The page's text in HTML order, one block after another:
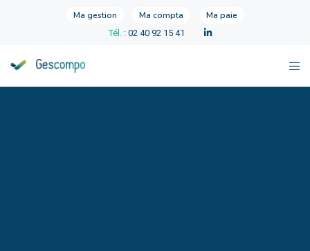
Ma gestion Ma compta Ma paie
Tél. : 02 40 92 15 41